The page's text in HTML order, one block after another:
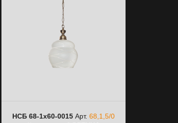
НСБ 68-1х60-0015 Арт.68,1,5/0